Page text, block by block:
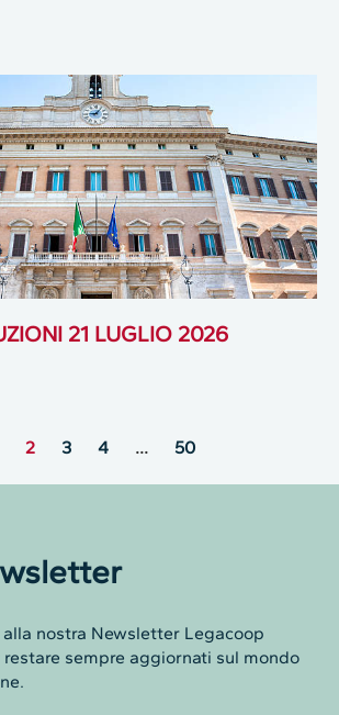
21 LUGLIO 2026
2 3 4 … 50
nostra Newsletter Legacoop
sempre aggiornati sul mondo